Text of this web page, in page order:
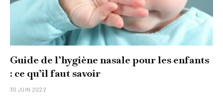
Guide de l’hygiène nasale pour les enfants
: ce qu’il faut savoir
30 JUIN 2022